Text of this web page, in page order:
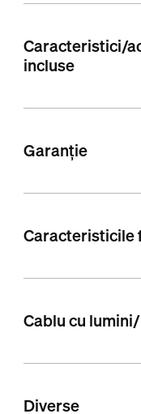
Caracteristici/
incluse
Garanție
Caracteristicile
Cablu cu
Diverse